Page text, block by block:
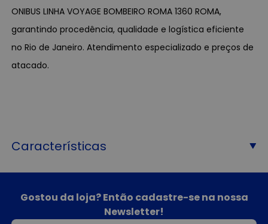
ONIBUS LINHA VOYAGE BOMBEIRO ROMA 1360 ROMA,
garantindo procedência, qualidade e logística eficiente
no Rio de Janeiro. Atendimento especializado e preços de
atacado.
Características
Gostou da loja? Então cadastre-se na nossa
Newsletter!